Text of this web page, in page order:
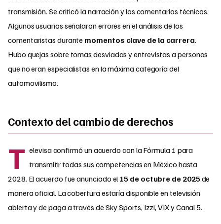
transmisión. Se criticó la narración y los comentarios técnicos.
Algunos usuarios señalaron errores en el análisis de los
comentaristas durante momentos clave de la carrera.
Hubo quejas sobre tomas desviadas y entrevistas a personas
que no eran especialistas en la máxima categoría del
automovilismo.​
Contexto del cambio de derechos
T elevisa confirmó un acuerdo con la Fórmula 1 para
transmitir todas sus competencias en México hasta
2028. El acuerdo fue anunciado el 15 de octubre de 2025de
manera oficial. La cobertura estaría disponible en televisión
abierta y de paga a través de Sky Sports, Izzi, VIX y Canal 5.​